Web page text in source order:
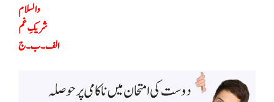
والسلام
شریکِ غم
الف۔ب۔ج